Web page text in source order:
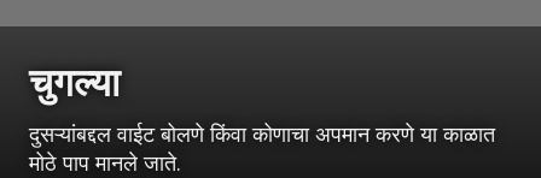
चुगल्या
दुसऱ्यांबद्दल वाईट बोलणे किंवा कोणाचा अपमान करणे या काळात
मोठे पाप मानले जाते.